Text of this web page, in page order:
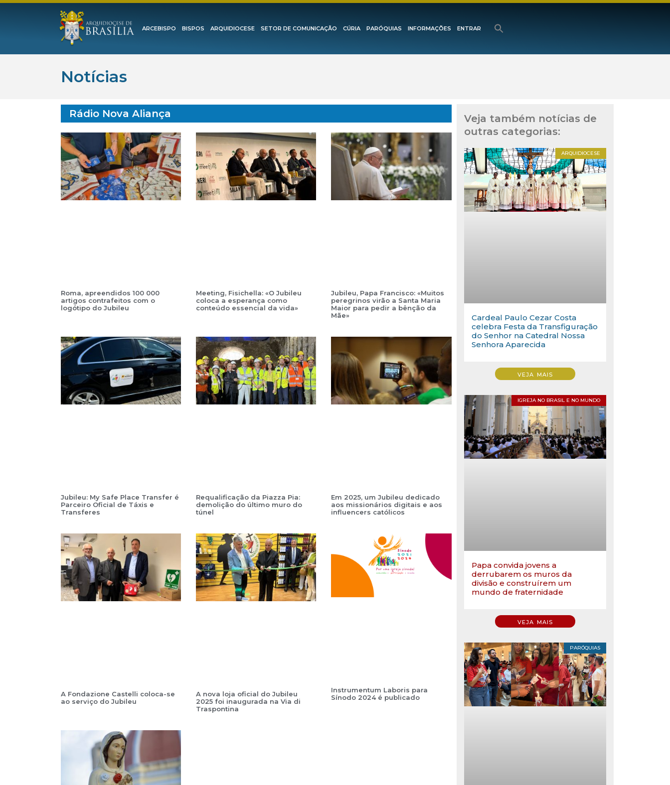
ARCEBISPO BISPOS ARQUIDIOCESE SETOR DE COMUNICAÇÃO CÚRIA PARÓQUIAS INFORMAÇÕES ENTRAR
Notícias
Rádio Nova Aliança
Roma, apreendidos 100 000
artigos contrafeitos com o
logótipo do Jubileu
Meeting, Fisichella: «O Jubileu
coloca a esperança como
conteúdo essencial da vida»
Jubileu, Papa Francisco: «Muitos
peregrinos virão a Santa Maria
Maior para pedir a bênção da
Mãe»
Jubileu: My Safe Place Transfer é
Parceiro Oficial de Táxis e
Transferes
Requalificação da Piazza Pia:
demolição do último muro do
túnel
Em 2025, um Jubileu dedicado
aos missionários digitais e aos
influencers católicos
A Fondazione Castelli coloca-se
ao serviço do Jubileu
A nova loja oficial do Jubileu
2025 foi inaugurada na Via di
Traspontina
Instrumentum Laboris para
Sínodo 2024 é publicado
Veja também notícias de
outras categorias:
ARQUIDIOCESE
Cardeal Paulo Cezar Costa
celebra Festa da Transfiguração
do Senhor na Catedral Nossa
Senhora Aparecida
VEJA MAIS
IGREJA NO BRASIL E NO MUNDO
Papa convida jovens a
derrubarem os muros da
divisão e construírem um
mundo de fraternidade
VEJA MAIS
PARÓQUIAS